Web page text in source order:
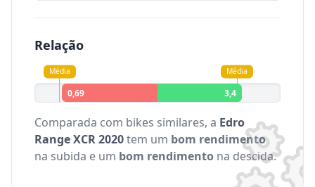
Relação
Média
0,69
Média
3,4
Comparada com bikes similares, a Edro
Range XCR 2020tem um bom rendimento
na subida e um bom rendimento na descida.